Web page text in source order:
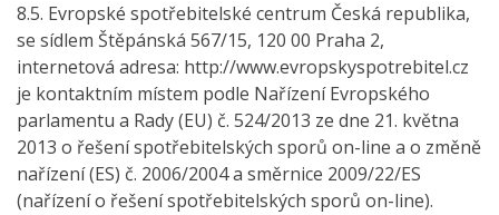
8.5. Evropské spotřebitelské centrum Česká republika,
se sídlem Štěpánská 567/15, 120 00 Praha 2,
internetová adresa: http://www.evropskyspotrebitel.cz
je kontaktním místem podle Nařízení Evropského
parlamentu a Rady (EU) č. 524/2013 ze dne 21. května
2013 o řešení spotřebitelských sporů on-line a o změně
nařízení (ES) č. 2006/2004 a směrnice 2009/22/ES
(nařízení o řešení spotřebitelských sporů on-line).